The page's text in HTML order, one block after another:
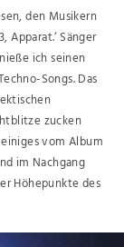
den Musikern
Apparat.‘ Sänger
ich seinen
Songs. Das
zucken
vom Album
im Nachgang
Höhepunkte des